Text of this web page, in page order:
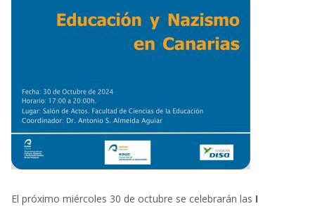
El próximo miércoles 30 de octubre se celebrarán las I